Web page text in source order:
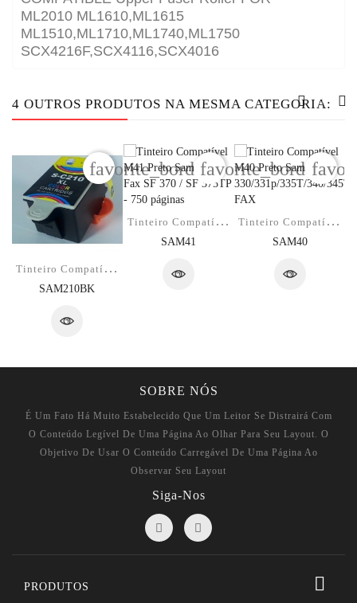
ML2010 ML1610,ML1615
ML1510,ML1710,ML1740,ML1750
SCX4216F,SCX4116,SCX4016
4 OUTROS PRODUTOS NA MESMA CATEGORIA:
T
Inteiro Compatível 210BK Preto...
SAM210BK
favorite_border
T
Inteiro Compatível M41 Preto Samsung...
SAM41
favorite_border
T
Inteiro Compatível M40 Preto Samsung...
SAM40
SOBRE NÓS
É Um Fato Há Muito Estabelecido Que Um Leitor Se Distrairá Com
O Conteúdo Legível De Uma Página Ao Olhar Para Seu Layout. O
Objetivo De Usar O Conteúdo Carregável De Uma Página Ao
Observar Seu Layout
Siga-Nos
PRODUTOS 